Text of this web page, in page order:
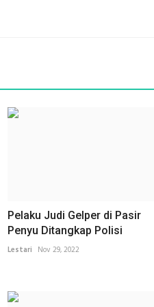
Pelaku Judi Gelper di Pasir
Penyu Ditangkap Polisi
Lestari Nov 29, 2022